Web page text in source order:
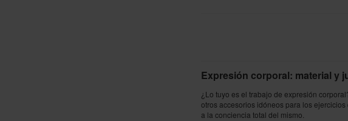
Expresión corporal: material y
¿Lo tuyo es el trabajo de expresión
otros accesorios idóneos para los
a la conciencia total del mismo.